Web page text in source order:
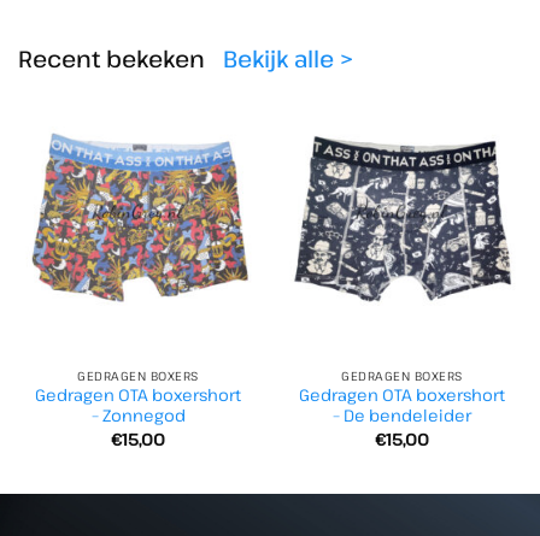
Recent bekeken Bekijk alle >
GEDRAGEN BOXERS
Gedragen OTA boxershort
– Zonnegod
€15,00
GEDRAGEN BOXERS
Gedragen OTA boxershort
– De bendeleider
€15,00